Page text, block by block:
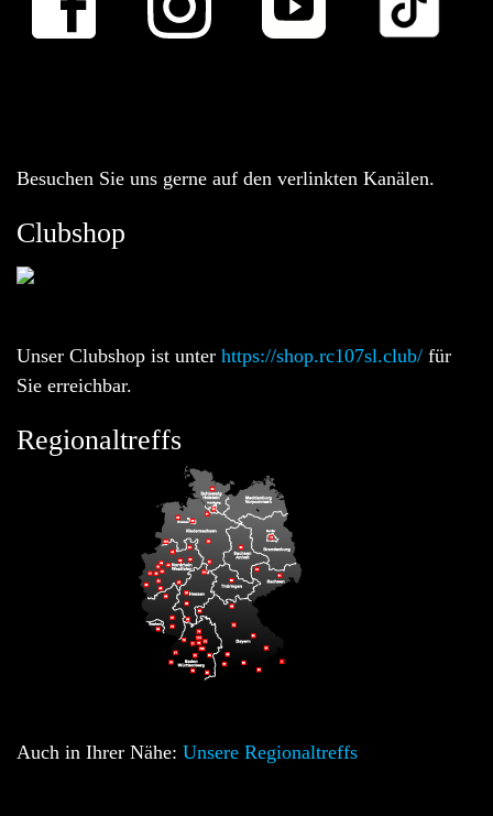
Besuchen Sie uns gerne auf den verlinkten Kanälen.
Clubshop
Unser Clubshop ist unter https://shop.rc107sl.club/ für
Sie erreichbar.
Regionaltreffs
Auch in Ihrer Nähe: Unsere Regionaltreffs